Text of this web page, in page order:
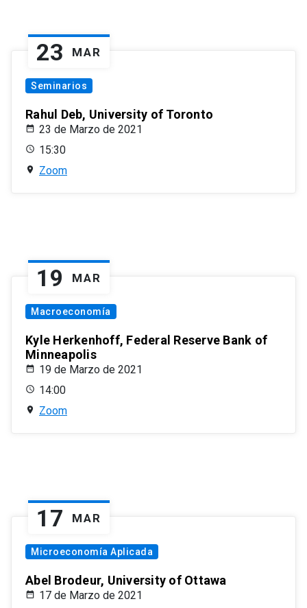
23 MAR
Seminarios
Rahul Deb, University of Toronto
23 de Marzo de 2021
15:30
Zoom
19 MAR
Macroeconomía
Kyle Herkenhoff, Federal Reserve Bank of
Minneapolis
19 de Marzo de 2021
14:00
Zoom
17 MAR
Microeconomía Aplicada
Abel Brodeur, University of Ottawa
17 de Marzo de 2021